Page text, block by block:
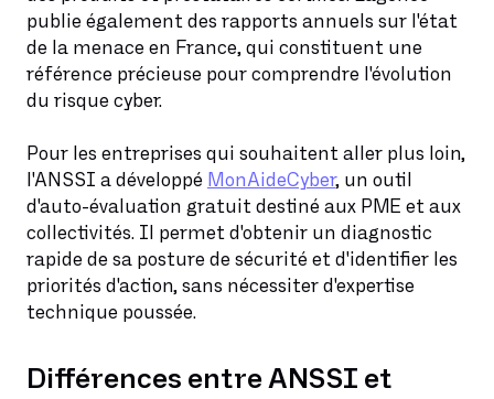
publie également des rapports annuels sur l'état
de la menace en France, qui constituent une
référence précieuse pour comprendre l'évolution
du risque cyber.
Pour les entreprises qui souhaitent aller plus loin,
l'ANSSI a développé MonAideCyber, un outil
d'auto-évaluation gratuit destiné aux PME et aux
collectivités. Il permet d'obtenir un diagnostic
rapide de sa posture de sécurité et d'identifier les
priorités d'action, sans nécessiter d'expertise
technique poussée.
Différences entre ANSSI et